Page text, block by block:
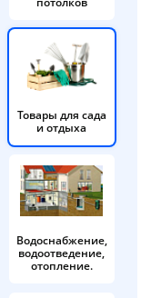
Товары для сада
и отдыха
Водоснабжение,
водоотведение,
отопление.